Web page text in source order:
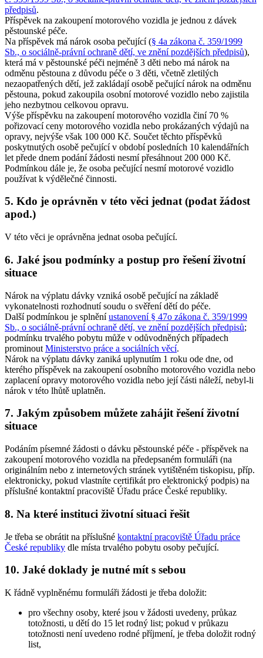
předpisů.
Příspěvek na zakoupení motorového vozidla je jednou z dávek
pěstounské péče.
Na příspěvek má nárok osoba pečující (§ 4a zákona č. 359/1999
Sb., o sociálně-právní ochraně dětí, ve znění pozdějších předpisů),
která má v pěstounské péči nejméně 3 děti nebo má nárok na
odměnu pěstouna z důvodu péče o 3 děti, včetně zletilých
nezaopatřených dětí, jež zakládají osobě pečující nárok na odměnu
pěstouna, pokud zakoupila osobní motorové vozidlo nebo zajistila
jeho nezbytnou celkovou opravu.
Výše příspěvku na zakoupení motorového vozidla činí 70 %
pořizovací ceny motorového vozidla nebo prokázaných výdajů na
opravy, nejvýše však 100 000 Kč. Součet těchto příspěvků
poskytnutých osobě pečující v období posledních 10 kalendářních
let přede dnem podání žádosti nesmí přesáhnout 200 000 Kč.
Podmínkou dále je, že osoba pečující nesmí motorové vozidlo
používat k výdělečné činnosti.
5. Kdo je oprávněn v této věci jednat (podat žádost
apod.)
V této věci je oprávněna jednat osoba pečující.
6. Jaké jsou podmínky a postup pro řešení životní
situace
Nárok na výplatu dávky vzniká osobě pečující na základě
vykonatelnosti rozhodnutí soudu o svěření dětí do péče.
Další podmínkou je splněníustanovení § 47o zákona č. 359/1999
Sb., o sociálně-právní ochraně dětí, ve znění pozdějších předpisů;
podmínku trvalého pobytu může v odůvodněných případech
prominout Ministerstvo práce a sociálních věcí.
Nárok na výplatu dávky zaniká uplynutím 1 roku ode dne, od
kterého příspěvek na zakoupení osobního motorového vozidla nebo
zaplacení opravy motorového vozidla nebo její části náleží, nebyl-li
nárok v této lhůtě uplatněn.
7. Jakým způsobem můžete zahájit řešení životní
situace
Podáním písemné žádosti o dávku pěstounské péče - příspěvek na
zakoupení motorového vozidla na předepsaném formuláři (na
originálním nebo z internetových stránek vytištěném tiskopisu, příp.
elektronicky, pokud vlastníte certifikát pro elektronický podpis) na
příslušné kontaktní pracoviště Úřadu práce České republiky.
8. Na které instituci životní situaci řešit
Je třeba se obrátit na příslušné kontaktní pracoviště Úřadu práce
České republiky dle místa trvalého pobytu osoby pečující.
10. Jaké doklady je nutné mít s sebou
K řádně vyplněnému formuláři žádosti je třeba doložit:
pro všechny osoby, které jsou v žádosti uvedeny, průkaz
totožnosti, u dětí do 15 let rodný list; pokud v průkazu
totožnosti není uvedeno rodné příjmení, je třeba doložit rodný
list,